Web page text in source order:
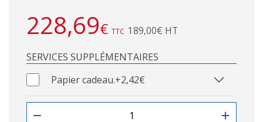
228,69€ TTC 189,00€ HT
SERVICES SUPPLÉMENTAIRES
Papier cadeau.+2,42€